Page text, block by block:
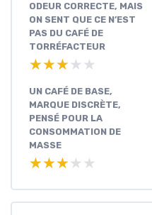
ODEUR CORRECTE, MAIS
ON SENT QUE CE N’EST
PAS DU CAFÉ DE
TORRÉFACTEUR
★★★★★
★★★★★
UN CAFÉ DE BASE,
MARQUE DISCRÈTE,
PENSÉ POUR LA
CONSOMMATION DE
MASSE
★★★★★
★★★★★